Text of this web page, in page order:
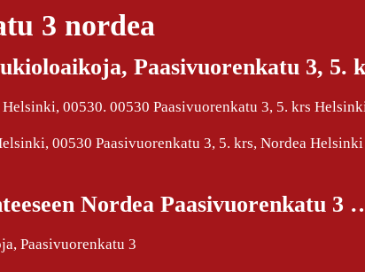
3 nordea
Paasivuorenkatu 3, 5.
00530. 00530 Paasivuorenkatu 3, 5. krs
00530 Paasivuorenkatu 3, 5. krs, Nordea
Nordea Paasivuorenkatu 3
Paasivuorenkatu 3